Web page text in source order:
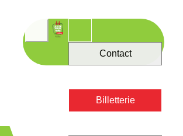
Contact
Billetterie